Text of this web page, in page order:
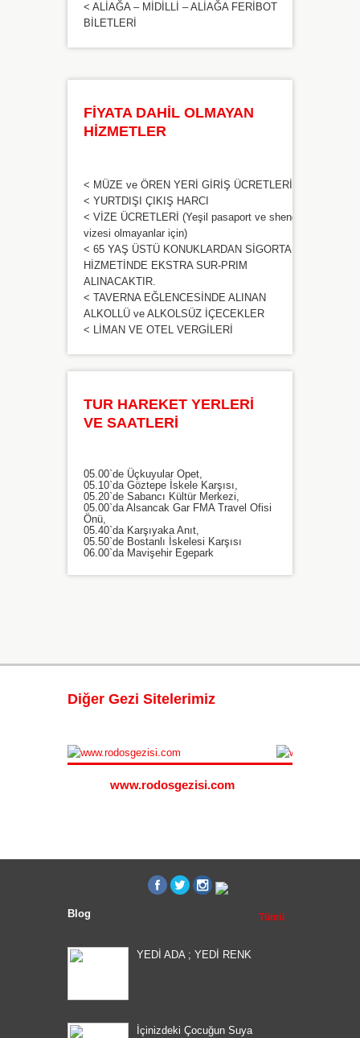
< ALİAĞA – MİDİLLİ – ALİAĞA FERİBOT
BİLETLERİ
FİYATA DAHİL OLMAYAN
HİZMETLER
< MÜZE ve ÖREN YERİ GİRİŞ ÜCRETLERİ
< YURTDIŞI ÇIKIŞ HARCI
< VİZE ÜCRETLERİ (Yeşil pasaport ve shengen
vizesi olmayanlar için)
< 65 YAŞ ÜSTÜ KONUKLARDAN SİGORTA
HİZMETİNDE EKSTRA SUR-PRIM
ALINACAKTIR.
< TAVERNA EĞLENCESİNDE ALINAN
ALKOLLÜ ve ALKOLSÜZ İÇECEKLER
< LİMAN VE OTEL VERGİLERİ
TUR HAREKET YERLERİ
VE SAATLERİ
05.00`de Üçkuyular Opet,
05.10`da Göztepe İskele Karşısı,
05.20`de Sabancı Kültür Merkezi,
05.00`da Alsancak Gar FMA Travel Ofisi
Önü,
05.40`da Karşıyaka Anıt,
05.50`de Bostanlı İskelesi Karşısı
06.00`da Mavişehir Egepark
Diğer Gezi Sitelerimiz
www.rodosgezisi.com
Blog Tümü
YEDİ ADA ; YEDİ RENK
İçinizdeki Çocuğun Suya